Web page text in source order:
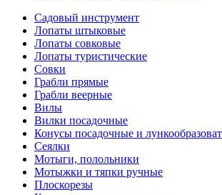
Садовый инструмент
Лопаты штыковые
Лопаты совковые
Лопаты туристические
Совки
Грабли прямые
Грабли веерные
Вилы
Вилки посадочные
Конусы посадочные и
Сеялки
Мотыги, полольники
Мотыжки и тяпки ручные
Плоскорезы